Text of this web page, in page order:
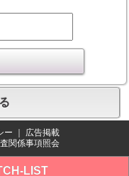
ー
広告掲載
関係事項照会
LIST